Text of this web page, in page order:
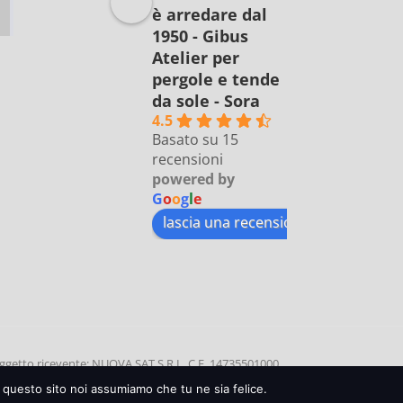
è arredare dal
1950 - Gibus
Atelier per
pergole e tende
da sole - Sora
4.5
Basato su 15
recensioni
powered by
Google
lascia una recensione su
ricevente: NUOVA SAT S.R.L, C.F. 14735501000
Data di incasso: 11 SETTEMBRE 2020 | Causale:
sito noi assumiamo che tu ne sia felice.